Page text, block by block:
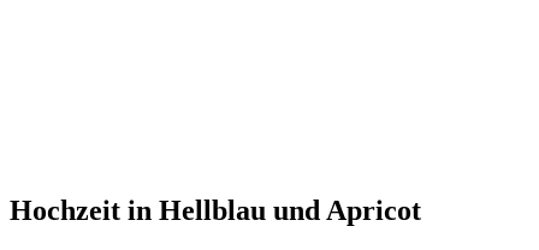
Hochzeit in Hellblau und Apricot